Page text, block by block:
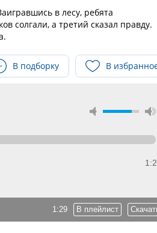
в лесу, ребята
солгали, а третий сказал правду.
В подборку В
1:29 В плейлист